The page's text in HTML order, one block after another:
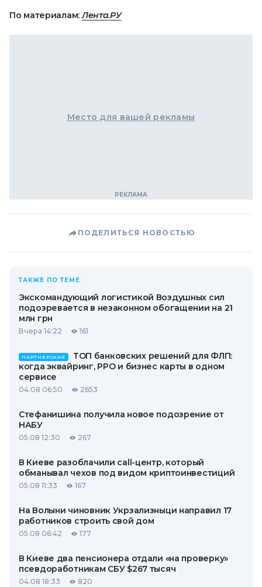
По материалам:Лента.РУ
Место для вашей рекламы
ПОДЕЛИТЬСЯ НОВОСТЬЮ
ТАКЖЕ ПО ТЕМЕ
Экскомандующий логистикой Воздушных сил
подозревается в незаконном обогащении на 21
млн грн
Вчера 14:22 161
ПАРТНЕРСКАЯ
ТОП банковских решений для ФЛП:
когда эквайринг, РРО и бизнес карты в одном
сервисе
04.08 06:50 2653
Стефанишина получила новое подозрение от
НАБУ
05.08 12:30 267
В Киеве разоблачили call-центр, который
обманывал чехов под видом криптоинвестиций
05.08 11:33 167
На Волыни чиновник Укрзализныци направил 17
работников строить свой дом
05.08 06:42 177
В Киеве два пенсионера отдали «на проверку»
псевдоработникам СБУ $267 тысяч
04.08 18:33 820